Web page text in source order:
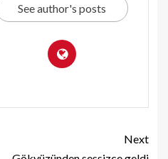
See author's posts
Next